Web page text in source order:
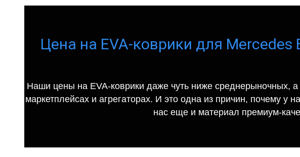
Цена на EVA-коврики для Mercedes
Наши цены на EVA-коврики даже чуть ниже среднерыночных,
маркетплейсах и агрегаторах. И это одна из причин, почему
нас еще и материал премиум-